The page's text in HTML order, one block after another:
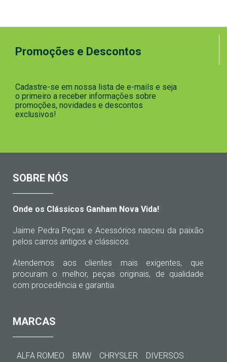
Promoções e Descontos
Cadastre-se em nossa lista de e-mails e seja
o primeiro a receber informações sobre
promoções, novidades e descontos
exclusivos!
SOBRE NÓS
Onde os Clássicos Ganham Nova Vida!
Jaime Pedra Peças e Acessórios nasceu da paixão
pelos carros antigos e clássicos.
Atendemos aos clientes mais exigentes, que
procuram o melhor, peças originais, de qualidade
com procedência e garantia.
MARCAS
ALFA ROMEO BMW CHRYSLER
DIVERSOS